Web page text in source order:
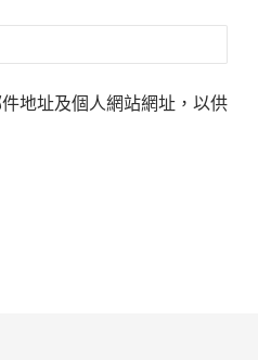
地址及個人網站網址，以供